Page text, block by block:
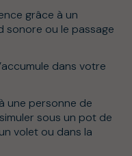
grâce à un
sonore ou le passage
dans votre
une personne de
sous un pot de
volet ou dans la